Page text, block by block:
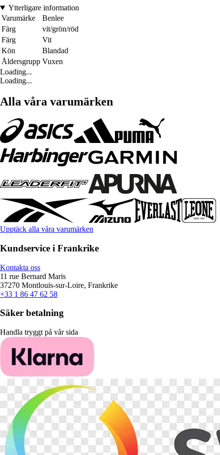
Ytterligare information
Varumärke
Benlee
Färg
vit/grön/röd
Färg
Vit
Kön
Blandad
Åldersgrupp Vuxen
Loading...
Loading...
Alla våra varumärken
Upptäck alla våra varumärken
Kundservice i Frankrike
Kontakta oss
11 rue Bernard Maris
37270 Montlouis-sur-Loire, Frankrike
+33 1 86 47 62 58
Säker betalning
Handla tryggt på vår sida